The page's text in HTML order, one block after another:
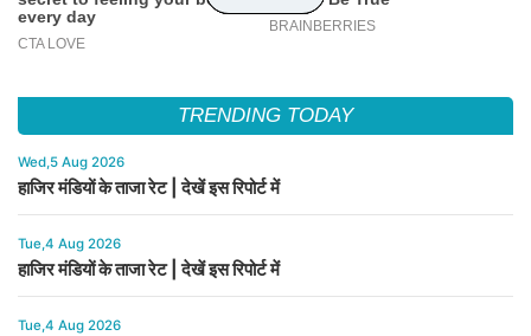
TRENDING TODAY
Wed,5 Aug 2026
हाजिर मंडियों के ताजा रेट | देखें इस रिपोर्ट में
Tue,4 Aug 2026
हाजिर मंडियों के ताजा रेट | देखें इस रिपोर्ट में
Tue,4 Aug 2026